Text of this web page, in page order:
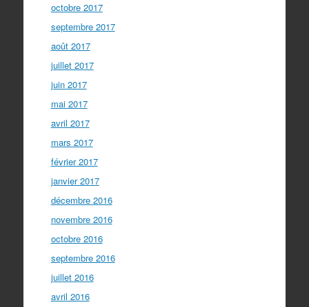
octobre 2017
septembre 2017
août 2017
juillet 2017
juin 2017
mai 2017
avril 2017
mars 2017
février 2017
janvier 2017
décembre 2016
novembre 2016
octobre 2016
septembre 2016
juillet 2016
avril 2016